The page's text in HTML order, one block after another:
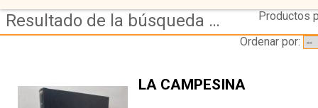
Resultado de la búsqueda de editorial rba
Productos
Ordenar por:
LA CAMPESINA